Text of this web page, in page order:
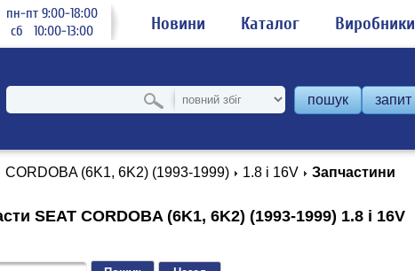
пн-пт 9:00-18:00
сб 10:00-13:00
Новини Каталог Виробники
пошук запит
CORDOBA (6K1, 6K2) (1993-1999) 1.8 i 16V Запчастини
SEAT CORDOBA (6K1, 6K2) (1993-1999) 1.8 i 16V